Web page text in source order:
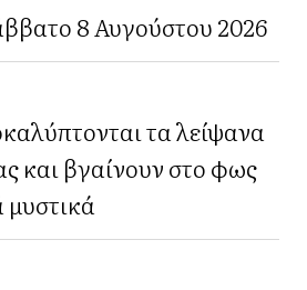
8 Αυγούστου 2026
τα λείψανα
και βγαίνουν στο φως
μυστικά